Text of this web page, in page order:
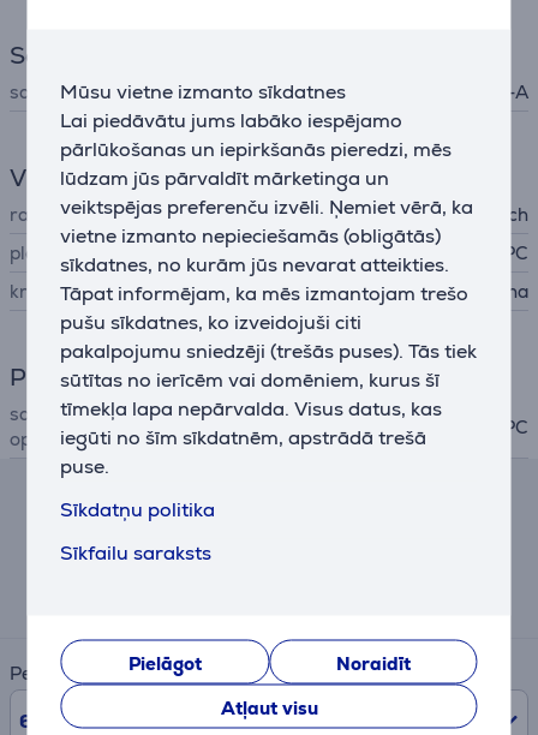
Mūsu vietne izmanto sīkdatnes
Lai piedāvātu jums labāko iespējamo
pārlūkošanas un iepirkšanās pieredzi, mēs
lūdzam jūs pārvaldīt mārketinga un
veiktspējas preferenču izvēli. Ņemiet vērā, ka
vietne izmanto nepieciešamās (obligātās)
sīkdatnes, no kurām jūs nevarat atteikties.
Tāpat informējam, ka mēs izmantojam trešo
pušu sīkdatnes, ko izveidojuši citi
pakalpojumu sniedzēji (trešās puses). Tās tiek
sūtītas no ierīcēm vai domēniem, kurus šī
tīmekļa lapa nepārvalda. Visus datus, kas
iegūti no šīm sīkdatnēm, apstrādā trešā
puse.
Sīkdatņu politika
Sīkfailu saraksts
Pielāgot
Noraidīt
Atļaut visu
Savienojums
savienojuma veids USB-A
Vispārējais parametrs
ražotājs
Logitech
platforma
PC
krāsa
melna
Programmatūra
savietojams ar
operētājsistēmām
PC
Līzinga un nomas kalkulators
Periods
6 mēn.